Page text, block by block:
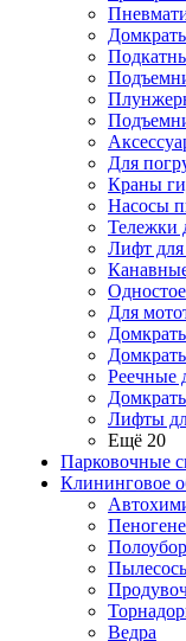
Для
Краны
Насосы
Тележки
Лифт для
Для
Реечные
Лифты
Ещё 20
Парковочные
Клининговое
Ведра